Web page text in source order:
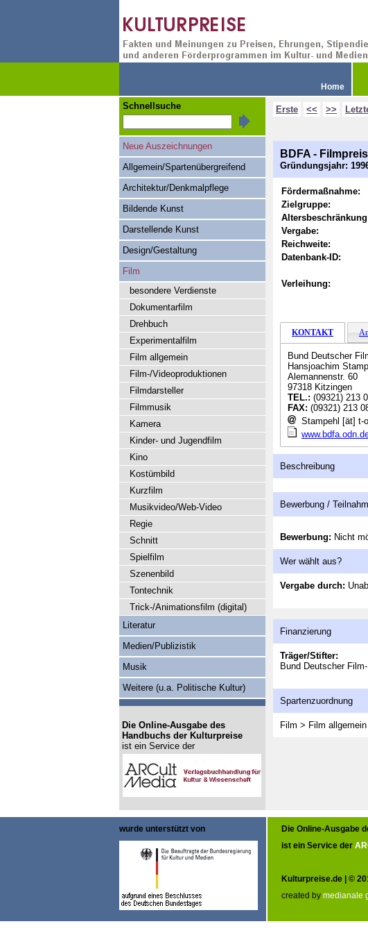
Home
Erste << >>
BDFA -
Gründungsjahr:
Fördermaßnahme:
Zielgruppe:
Vergabe:
Reichweite:
Datenbank-ID:
Verleihung:
KONTAKT
Bund Deutscher
Hansjoachim
Alemannenstr. 60
97318 Kitzingen
TEL.: (09321) 213
FAX: (09321) 213
Stampehl [ät] t-
Beschreibung
Bewerbung /
Bewerbung: Nicht
Wer wählt aus?
Vergabe durch:
Finanzierung
Träger/Stifter:
Bund Deutscher
Spartenzuordnung
Film > Film allgemein
Schnellsuche
Neue Auszeichnungen
Allgemein/Spartenübergreifend
Architektur/Denkmalpflege
Bildende Kunst
Darstellende Kunst
Design/Gestaltung
Film
besondere Verdienste
Dokumentarfilm
Drehbuch
Experimentalfilm
Film allgemein
Film-/Videoproduktionen
Filmdarsteller
Filmmusik
Kamera
Kinder- und Jugendfilm
Kino
Kostümbild
Kurzfilm
Musikvideo/Web-Video
Regie
Schnitt
Spielfilm
Szenenbild
Tontechnik
Trick-/Animationsfilm (digital)
Literatur
Medien/Publizistik
Musik
Weitere (u.a. Politische Kultur)
Die Online-Ausgabe des
Handbuchs der Kulturpreise
ist ein Service der
wurde unterstützt von
Die Online-Ausgabe
ist ein Service der
Kulturpreise.de | ©
created by medianale